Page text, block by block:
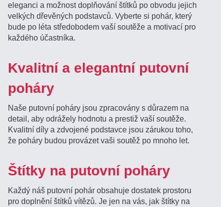
eleganci a možnost doplňování štítků po obvodu jejich
velkých dřevěných podstavců. Vyberte si pohár, který
bude po léta středobodem vaší soutěže a motivací pro
každého účastníka.
Kvalitní a elegantní putovní
poháry
Naše putovní poháry jsou zpracovány s důrazem na
detail, aby odrážely hodnotu a prestiž vaší soutěže.
Kvalitní díly a zdvojené podstavce jsou zárukou toho,
že poháry budou provázet vaši soutěž po mnoho let.
Štítky na putovní poháry
Každý náš putovní pohár obsahuje dostatek prostoru
pro doplnění štítků vítězů. Je jen na vás, jak štítky na